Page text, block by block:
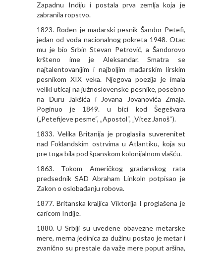
Zapadnu Indiju i postala prva zemlja koja je
zabranila ropstvo.
1823. Rođen je mađarski pesnik Šandor Petefi,
jedan od vođa nacionalnog pokreta 1948. Otac
mu je bio Srbin Stevan Petrović, a Šandorovo
kršteno ime je Aleksandar. Smatra se
najtalentovanijim i najboljim mađarskim lirskim
pesnikom XIX veka. Njegova poezija je imala
veliki uticaj na južnoslovenske pesnike, posebno
na Đuru Jakšića i Jovana Jovanovića Zmaja.
Poginuo je 1849. u bici kod Šegešvara
(„Petefijeve pesme“, „Apostol“, „Vitez Janoš“).
1833. Velika Britanija je proglasila suverenitet
nad Foklandskim ostrvima u Atlantiku, koja su
pre toga bila pod španskom kolonijalnom vlašću.
1863. Tokom Američkog građanskog rata
predsednik SAD Abraham Linkoln potpisao je
Zakon o oslobađanju robova.
1877. Britanska kraljica Viktorija I proglašena je
caricom Indije.
1880. U Srbiji su uvedene obavezne metarske
mere, merna jedinica za dužinu postao je metar i
zvanično su prestale da važe mere poput aršina,